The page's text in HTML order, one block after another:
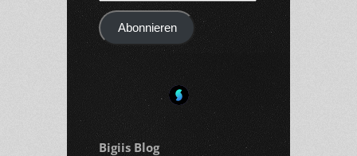
Mail-
AdresseAbonnieren
Bigiis Blog